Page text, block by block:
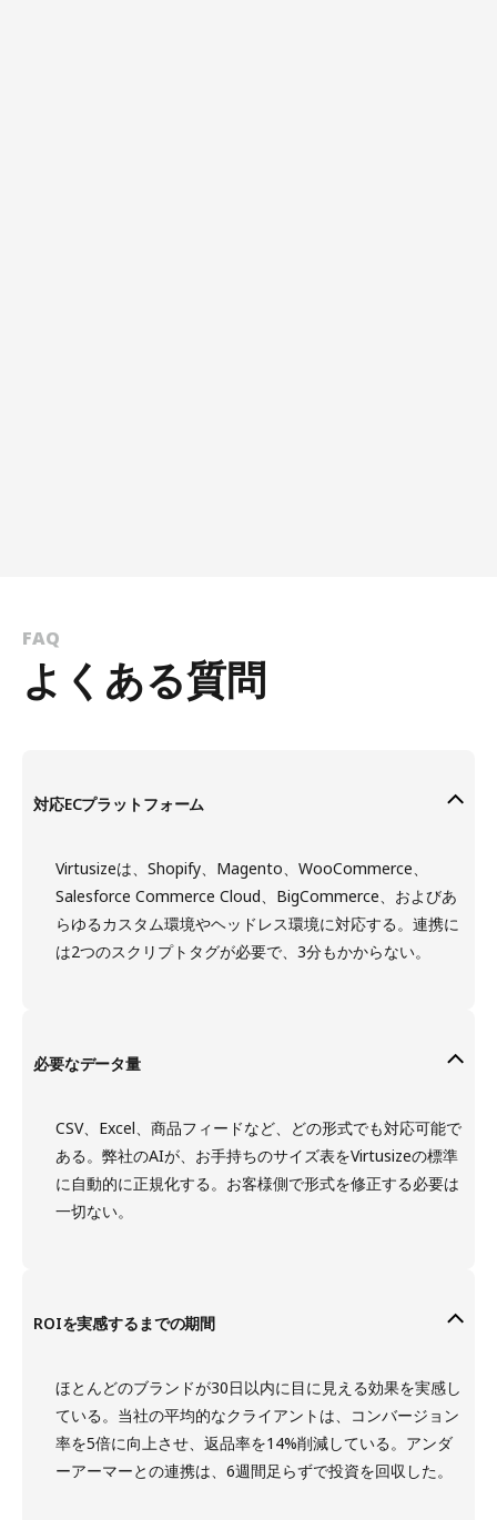
FAQ
よくある質問
対応ECプラットフォーム
Virtusizeは、Shopify、Magento、WooCommerce、
Salesforce Commerce Cloud、BigCommerce、およびあ
らゆるカスタム環境やヘッドレス環境に対応する。連携に
は2つのスクリプトタグが必要で、3分もかからない。
必要なデータ量
CSV、Excel、商品フィードなど、どの形式でも対応可能で
ある。弊社のAIが、お手持ちのサイズ表をVirtusizeの標準
に自動的に正規化する。お客様側で形式を修正する必要は
一切ない。
ROIを実感するまでの期間
ほとんどのブランドが30日以内に目に見える効果を実感し
ている。当社の平均的なクライアントは、コンバージョン
率を5倍に向上させ、返品率を14%削減している。アンダ
ーアーマーとの連携は、6週間足らずで投資を回収した。